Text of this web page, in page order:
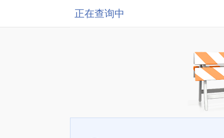
正在查询中